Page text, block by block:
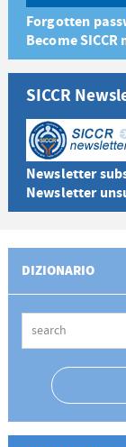
Forgotten
Become SICCR
SICCR
Newsletter
Newsletter
DIZIONARIO